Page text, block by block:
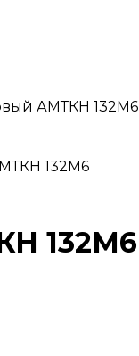
АМТКН 132М6
132М6
132М6